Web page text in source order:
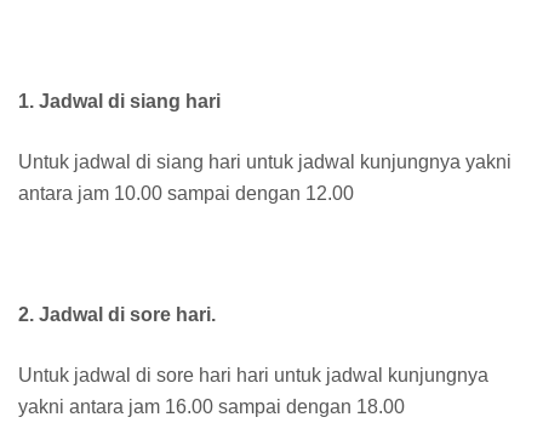
1. Jadwal di siang hari
Untuk jadwal di siang hari untuk jadwal kunjungnya yakni
antara jam 10.00 sampai dengan 12.00
2. Jadwal di sore hari.
Untuk jadwal di sore hari hari untuk jadwal kunjungnya
yakni antara jam 16.00 sampai dengan 18.00